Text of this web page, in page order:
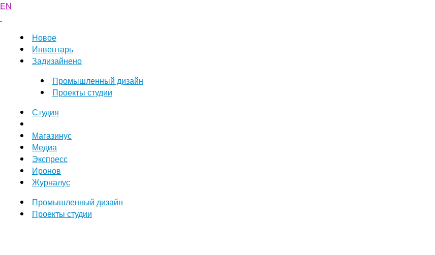
EN
Новое
Инвентарь
Задизайнено
Промышленный дизайн
Проекты студии
Студия
Магазинус
Медиа
Экспресс
Иронов
Журналус
Промышленный дизайн
Проекты студии